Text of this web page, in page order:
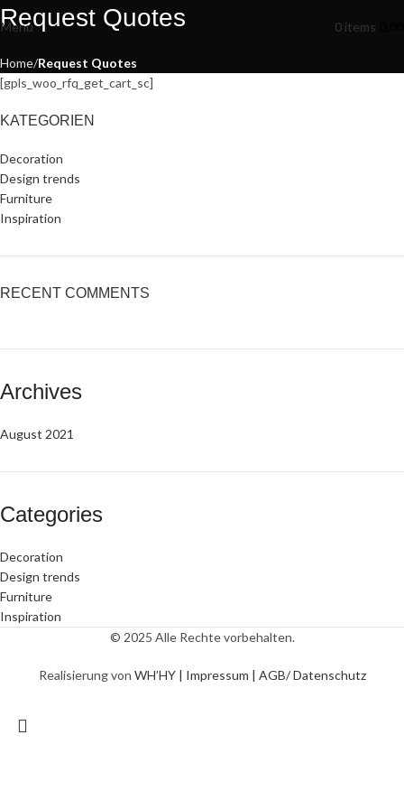
Menu 0 items
Request Quotes
Home Request Quotes
[gpls_woo_rfq_get_cart_sc]
KATEGORIEN
Decoration
Design trends
Furniture
Inspiration
RECENT COMMENTS
Archives
August 2021
Categories
Decoration
Design trends
Furniture
Inspiration
© 2025 Alle Rechte vorbehalten.
Realisierung von WH’HY | Impressum | AGB/ Datenschutz
Bleiben Sie auf dem neuesten Stand – mit unserem Newsletter.